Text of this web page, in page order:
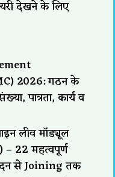
देखने के लिए
2026: गठन के
पात्रता, कार्य व
लीव मॉड्यूल
22 महत्वपूर्ण
से Joining तक